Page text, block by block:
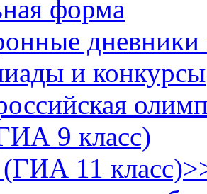
форма
и конкурсы
9 класс)
11